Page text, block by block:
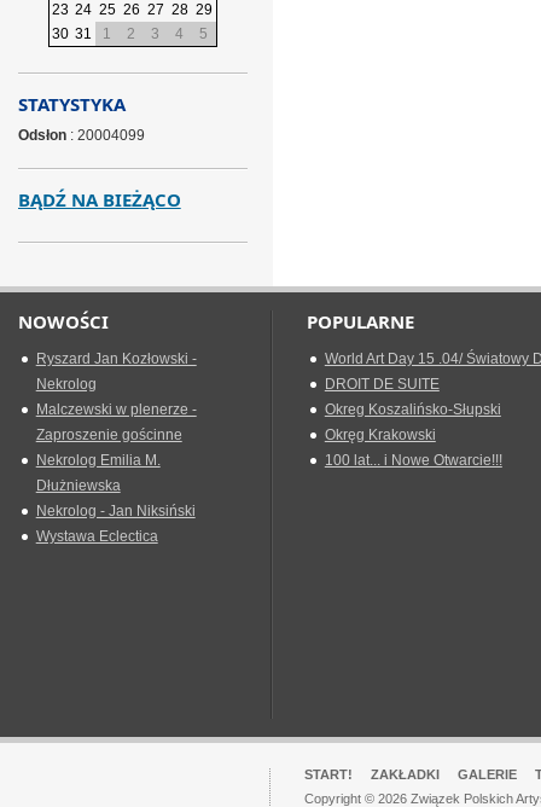
23 24 25 26 27 28 29
30 31 1 2 3 4 5
STATYSTYKA
Odsłon: 20004099
BĄDŹ NA BIEŻĄCO
NOWOŚCI
Ryszard Jan Kozłowski -
Nekrolog
Malczewski w plenerze -
Zaproszenie gościnne
Nekrolog Emilia M.
Dłużniewska
Nekrolog - Jan Niksiński
Wystawa Eclectica
POPULARNE
World Art Day 15 .04/ Światowy
DROIT DE SUITE
Okreg Koszalińsko-Słupski
Okręg Krakowski
100 lat... i Nowe Otwarcie!!!
START! ZAKŁADKI GALERIE
Copyright © 2026 Związek Polskich